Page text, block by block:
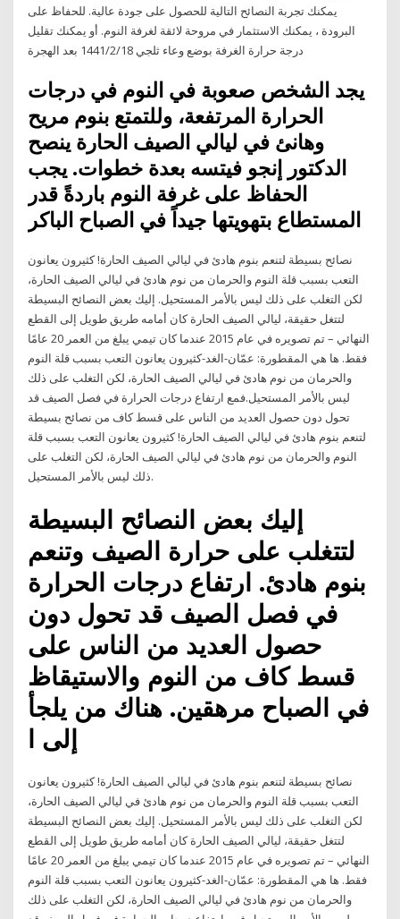
يمكنك تجربة النصائح التالية للحصول على جودة عالية. للحفاظ على
البرودة ، يمكنك الاستثمار في مروحة لائقة لغرفة النوم. أو يمكنك تقليل
درجة حرارة الغرفة بوضع وعاء ثلجي 18‏‏/2‏‏/1441 بعد الهجرة
يجد الشخص صعوبة في النوم في درجات
الحرارة المرتفعة، وللتمتع بنوم مريح
وهانئ في ليالي الصيف الحارة ينصح
الدكتور إنجو فيتسه بعدة خطوات. يجب
الحفاظ على غرفة النوم باردةً قدر
المستطاع بتهويتها جيداً في الصباح الباكر
نصائح بسيطة لتنعم بنوم هادئ في ليالي الصيف الحارة! كثيرون يعانون
التعب بسبب قلة النوم والحرمان من نوم هادئ في ليالي الصيف الحارة،
لكن التغلب على ذلك ليس بالأمر المستحيل. إليك بعض النصائح البسيطة
لتتغل حقيقة، ليالي الصيف الحارة كان أمامه طريق طويل إلى القطع
النهائي – تم تصويره في عام 2015 عندما كان تيمي يبلغ من العمر 20 عامًا
فقط. ها هي المقطورة: عمّان-الغد-كثيرون يعانون التعب بسبب قلة النوم
والحرمان من نوم هادئ في ليالي الصيف الحارة، لكن التغلب على ذلك
ليس بالأمر المستحيل.فمع ارتفاع درجات الحرارة في فصل الصيف قد
تحول دون حصول العديد من الناس على قسط كاف من نصائح بسيطة
لتنعم بنوم هادئ في ليالي الصيف الحارة! كثيرون يعانون التعب بسبب قلة
النوم والحرمان من نوم هادئ في ليالي الصيف الحارة، لكن التغلب على
ذلك ليس بالأمر المستحيل.
إليك بعض النصائح البسيطة
لتتغلب على حرارة الصيف وتنعم
بنوم هادئ. ارتفاع درجات الحرارة
في فصل الصيف قد تحول دون
حصول العديد من الناس على
قسط كاف من النوم والاستيقاظ
في الصباح مرهقين. هناك من يلجأ
إلى ا
نصائح بسيطة لتنعم بنوم هادئ في ليالي الصيف الحارة! كثيرون يعانون
التعب بسبب قلة النوم والحرمان من نوم هادئ في ليالي الصيف الحارة،
لكن التغلب على ذلك ليس بالأمر المستحيل. إليك بعض النصائح البسيطة
لتتغل حقيقة، ليالي الصيف الحارة كان أمامه طريق طويل إلى القطع
النهائي – تم تصويره في عام 2015 عندما كان تيمي يبلغ من العمر 20 عامًا
فقط. ها هي المقطورة: عمّان-الغد-كثيرون يعانون التعب بسبب قلة النوم
والحرمان من نوم هادئ في ليالي الصيف الحارة، لكن التغلب على ذلك